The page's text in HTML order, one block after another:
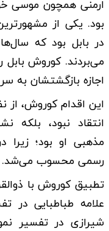
ارمنی همچون موسی
بود. یکی از
در بابل بود که
می‌بردند. کوروش بابل
اجازه بازگشتشان به
این اقدام کوروش، از
انتقاد نبود، بلکه
مذهبی او بود؛
رسمی محسوب می‌شد.
تطبیق کوروش با
علامه طباطبایی در
شیرازی در تفسیر